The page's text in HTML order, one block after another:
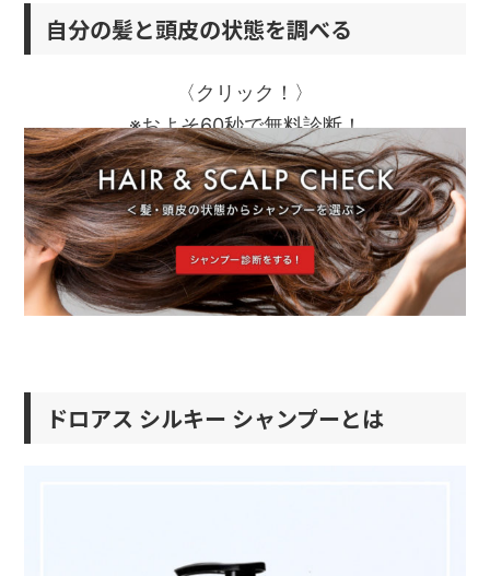
自分の髪と頭皮の状態を調べる
〈クリック！〉
※およそ60秒で無料診断！
ドロアス シルキー シャンプーとは